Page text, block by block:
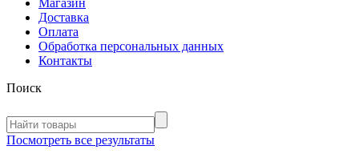
Магазин
Доставка
Оплата
Обработка персональных данных
Контакты
Поиск
Посмотреть все результаты